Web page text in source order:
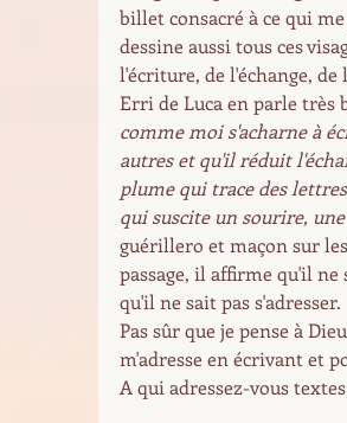
billet consacré à ce qui
dessine aussi tous ces
l'écriture, de l'échange, de
Erri de Luca en parle très
comme moi s'acharne à
autres et qu'il réduit
plume qui trace des
qui suscite un sourire,
guérillero et maçon sur
passage, il affirme qu'il ne
qu'il ne sait pas s'adresser.
Pas sûr que je pense à
m'adresse en écrivant et
A qui adressez-vous